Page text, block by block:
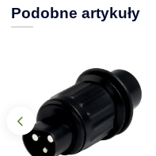
Podobne artykuły